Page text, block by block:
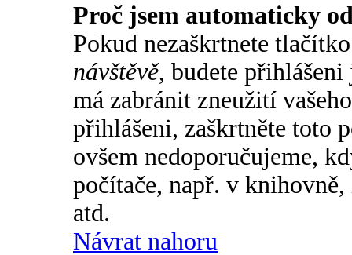
Proč jsem automaticky
Pokud nezaškrtnete
návštěvě, budete
má zabránit zneužití
přihlášeni, zaškrtněte toto
ovšem nedoporučujeme,
počítače, např. v
atd.
Návrat nahoru